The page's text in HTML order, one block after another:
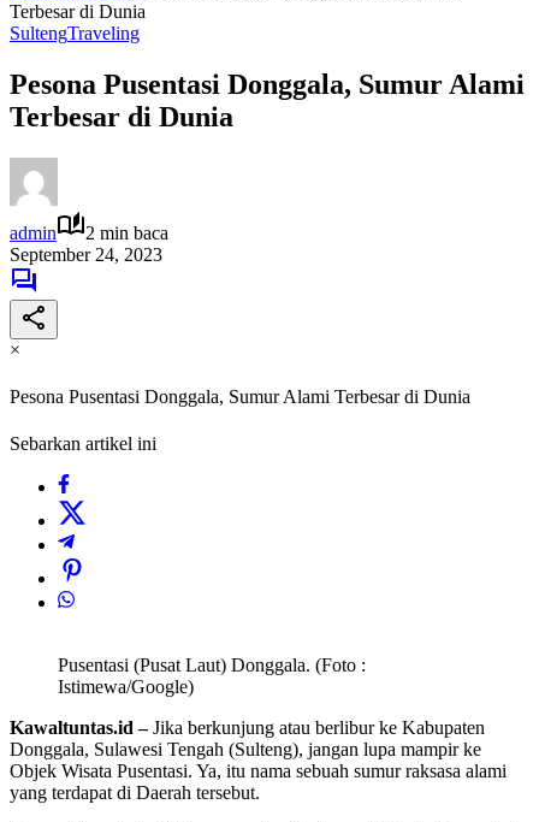
Terbesar di Dunia
SultengTraveling
Pesona Pusentasi Donggala, Sumur Alami
Terbesar di Dunia
admin
2 min baca
September 24, 2023
×
Pesona Pusentasi Donggala, Sumur Alami Terbesar di Dunia
Sebarkan artikel ini
Pusentasi (Pusat Laut) Donggala. (Foto :
Istimewa/Google)
Kawaltuntas.id –Jika berkunjung atau berlibur ke Kabupaten
Donggala, Sulawesi Tengah (Sulteng), jangan lupa mampir ke
Objek Wisata Pusentasi. Ya, itu nama sebuah sumur raksasa alami
yang terdapat di Daerah tersebut.